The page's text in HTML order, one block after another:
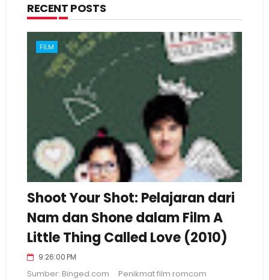
RECENT POSTS
FILM
Shoot Your Shot: Pelajaran dari
Nam dan Shone dalam Film A
Little Thing Called Love (2010)
9:26:00 PM
Sumber: Binged.com Penikmat film romcom